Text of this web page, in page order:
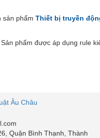
sản phẩm Thiết bị truyền
phẩm được áp dụng rule
Âu Châu
Quận Bình Thạnh, Thành